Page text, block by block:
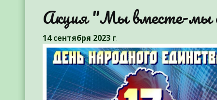
Акция "Мы вместе-мы
14 сентября 2023 г.